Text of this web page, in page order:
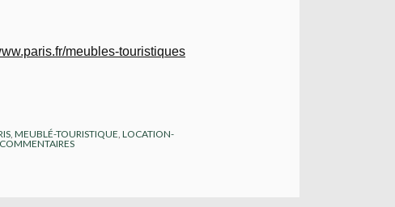
meubles-touristiques
,MEUBLÉ-TOURISTIQUE ,LOCATION-
COMMENTAIRES